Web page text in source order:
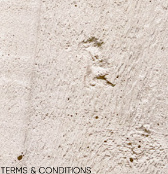
TERMS & CONDITIONS